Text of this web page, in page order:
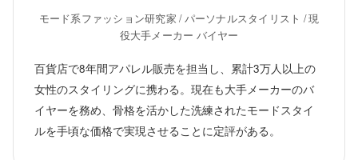
モード系ファッション研究家 / パーソナルスタイリスト / 現
役大手メーカー バイヤー
百貨店で8年間アパレル販売を担当し、累計3万人以上の
女性のスタイリングに携わる。現在も大手メーカーのバ
イヤーを務め、骨格を活かした洗練されたモードスタイ
ルを手頃な価格で実現させることに定評がある。